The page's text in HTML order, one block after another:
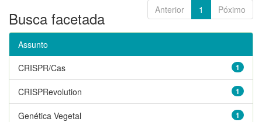
Anterior 1 Póximo
Busca facetada
Assunto
1
CRISPR/Cas
1
CRISPRevolution
1
Genética Vegetal